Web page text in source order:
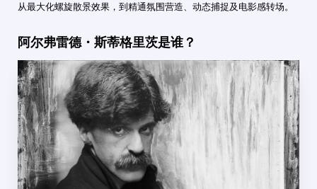
从最大化螺旋散景效果，到精通氛围营造、动态捕捉及电影感转场。
阿尔弗雷德・斯蒂格里茨是谁？